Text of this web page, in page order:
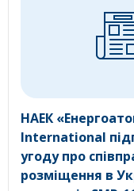
НАЕК
International
угоду про
розміщення в